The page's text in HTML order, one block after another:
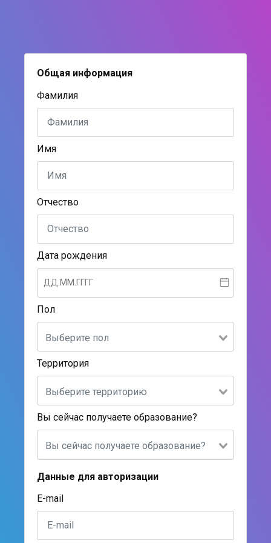
Общая информация
Фамилия
Имя
Отчество
Дата рождения
Пол
Территория
Вы сейчас получаете образование?
Данные для авторизации
E-mail